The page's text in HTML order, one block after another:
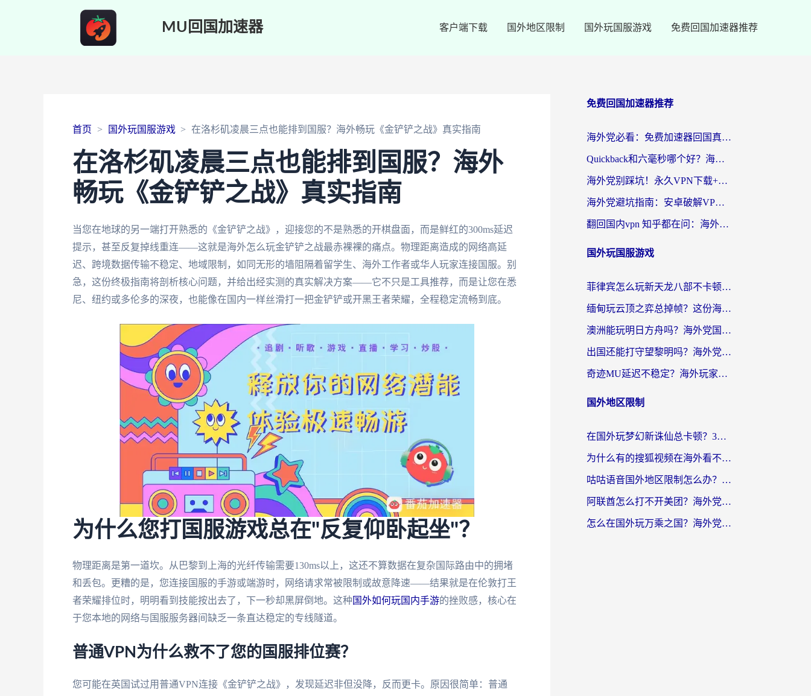
MU回国加速器 客户端下载 国外地区限制 国外玩国服游戏 免费回国加速器推荐
首页 国外玩国服游戏 在洛杉矶凌晨三点也能排到国服？海外畅玩《金铲铲之战》真实指南
在洛杉矶凌晨三点也能排到国服？海外
畅玩《金铲铲之战》真实指南
当您在地球的另一端打开熟悉的《金铲铲之战》，迎接您的不是熟悉的开棋盘面，而是鲜红的300ms延迟
提示，甚至反复掉线重连——这就是海外怎么玩金铲铲之战最赤裸裸的痛点。物理距离造成的网络高延
迟、跨境数据传输不稳定、地域限制，如同无形的墙阻隔着留学生、海外工作者或华人玩家连接国服。别
急，这份终极指南将剖析核心问题，并给出经实测的真实解决方案——它不只是工具推荐，而是让您在悉
尼、纽约或多伦多的深夜，也能像在国内一样丝滑打一把金铲铲或开黑王者荣耀，全程稳定流畅到底。
为什么您打国服游戏总在"反复仰卧起坐"？
物理距离是第一道坎。从巴黎到上海的光纤传输需要130ms以上，这还不算数据在复杂国际路由中的拥堵
和丢包。更糟的是，您连接国服的手游或端游时，网络请求常被限制或故意降速——结果就是在伦敦打王
者荣耀排位时，明明看到技能按出去了，下一秒却黑屏倒地。这种 国外如何玩国内手游的挫败感，核心在
于您本地的网络与国服服务器间缺乏一条直达稳定的专线隧道。
普通VPN为什么救不了您的国服排位赛？
您可能在英国试过用普通VPN连接《金铲铲之战》，发现延迟非但没降，反而更卡。原因很简单：普通
免费回国加速器推荐
海外党必看：免费加速器回国真的靠谱吗？3步教你选到好用的归雁替代
Quickback和六毫秒哪个好？海外党亲测：选对回国加速器，无缝刷剧办公不再愁
海外党别踩坑！永久VPN下载+回国加速器选择指南，无缝刷国内剧游戏支付
海外党避坑指南：安卓破解VPN真的靠谱吗？教你选对回国加速器无缝刷国内资源
翻回国内vpn 知乎都在问：海外党如何选对加速器，无缝刷剧打游戏？
国外玩国服游戏
菲律宾怎么玩新天龙八部不卡顿？海外党国服游戏加速器终极指南（附欧洲国外玩家实测）
缅甸玩云顶之弈总掉帧？这份海外玩家专属加速器攻略帮你上分
澳洲能玩明日方舟吗？海外党国服游戏畅玩终极指南（附实用加速器选择技巧）
出国还能打守望黎明吗？海外党国服游戏不卡顿的终极解法
奇迹MU延迟不稳定？海外玩家国服游戏加速器终极指南：从卡顿到丝滑的秘密
国外地区限制
在国外玩梦幻新诛仙总卡顿？3个实用技巧解决海外党痛点（附回国加速器选择指南）
为什么有的搜狐视频在海外看不了呢？留学生亲测有效的回国加速攻略
咕咕语音国外地区限制怎么办？海外党必备的回国加速器选择指南（附音悦Tai、搜狐视频解决妙招）
阿联酋怎么打不开美团？海外党必备：3步解决回国追剧、看球、刷B站的全部烦恼
怎么在国外玩万乘之国？海外党亲测：突破限制的3个实用技巧